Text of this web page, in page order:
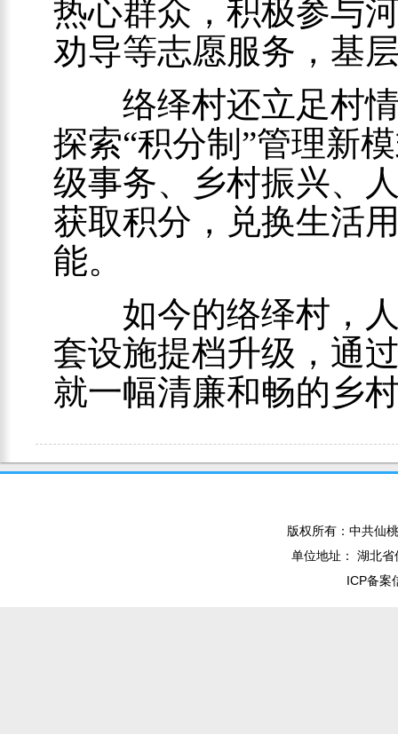
热心群众，积极参与
劝导等志愿服务，基
络绎村还立足村情
探索“积分制”管理新
级事务、乡村振兴、
获取积分，兑换生活
能。
如今的络绎村，人
套设施提档升级，通
就一幅清廉和畅的乡
版权所有：中共仙
单位地址： 湖北
ICP备案